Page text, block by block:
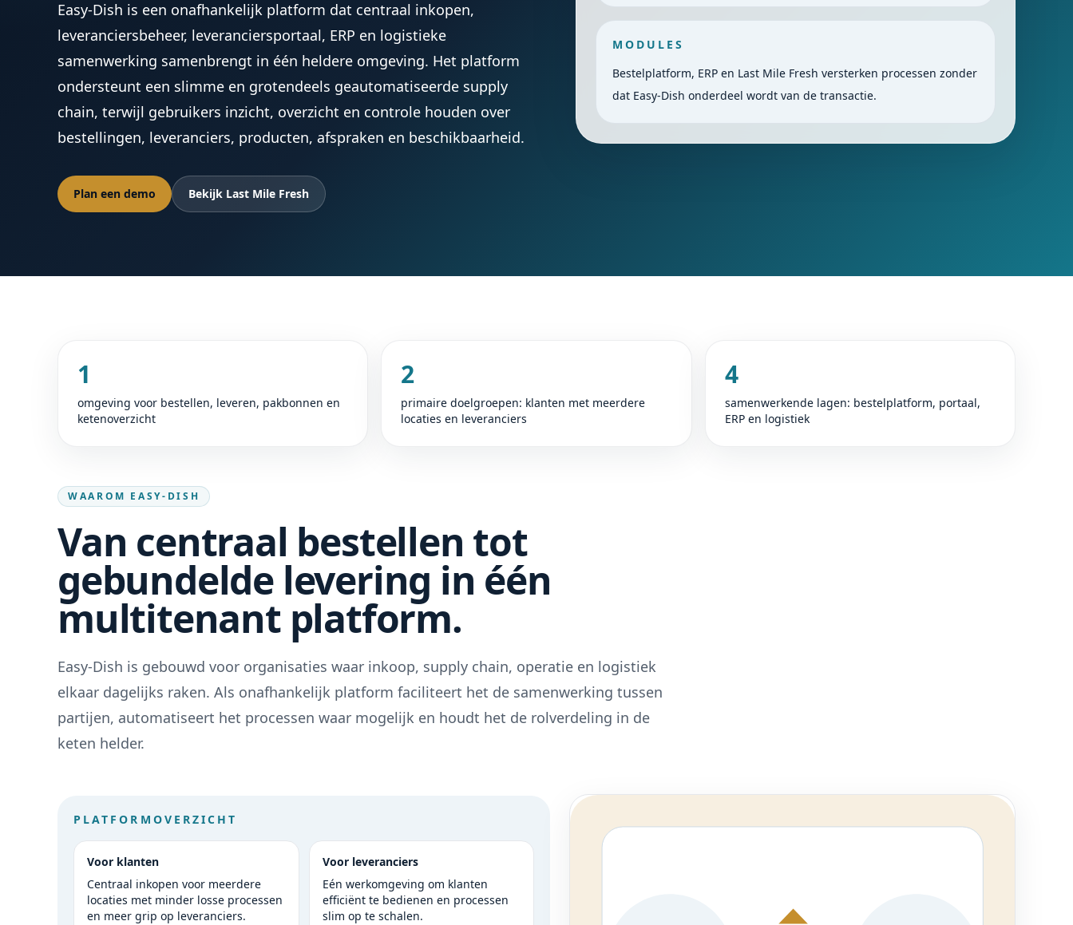
Easy-Dish is een onafhankelijk platform dat centraal inkopen,
leveranciersbeheer, leveranciersportaal, ERP en logistieke
samenwerking samenbrengt in één heldere omgeving. Het platform
ondersteunt een slimme en grotendeels geautomatiseerde supply
chain, terwijl gebruikers inzicht, overzicht en controle houden over
bestellingen, leveranciers, producten, afspraken en beschikbaarheid.
Plan een demo Bekijk Last Mile Fresh
MODULES
Bestelplatform, ERP en Last Mile Fresh versterken processen zonder
dat Easy-Dish onderdeel wordt van de transactie.
1
omgeving voor bestellen, leveren, pakbonnen en
ketenoverzicht
2
primaire doelgroepen: klanten met meerdere
locaties en leveranciers
4
samenwerkende lagen: bestelplatform, portaal,
ERP en logistiek
WAAROM EASY-DISH
Van centraal bestellen tot
gebundelde levering in één
multitenant platform.
Easy-Dish is gebouwd voor organisaties waar inkoop, supply chain, operatie en logistiek
elkaar dagelijks raken. Als onafhankelijk platform faciliteert het de samenwerking tussen
partijen, automatiseert het processen waar mogelijk en houdt het de rolverdeling in de
keten helder.
PLATFORMOVERZICHT
Voor klanten
Centraal inkopen voor meerdere
locaties met minder losse processen
en meer grip op leveranciers.
Voor leveranciers
Eén werkomgeving om klanten
efficiënt te bedienen en processen
slim op te schalen.